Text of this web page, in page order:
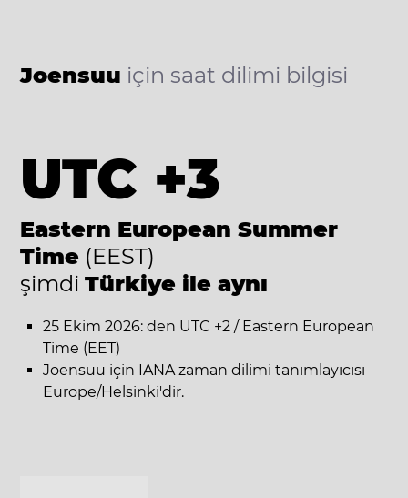
Joensuu için saat dilimi bilgisi
UTC +3
Eastern European Summer
Time (EEST)
şimdi Türkiye ile aynı
25 Ekim 2026: den UTC +2 / Eastern European
Time (EET)
Joensuu için IANA zaman dilimi tanımlayıcısı
Europe/Helsinki'dir.